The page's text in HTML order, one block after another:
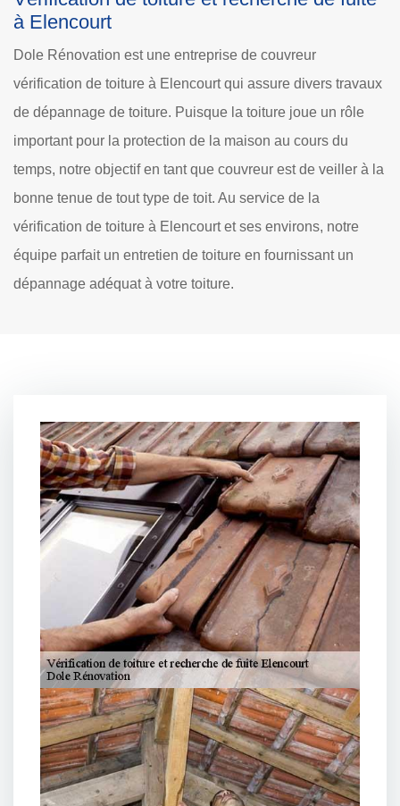
à Elencourt
Dole Rénovation est une entreprise de couvreur
vérification de toiture à Elencourt qui assure divers travaux
de dépannage de toiture. Puisque la toiture joue un rôle
important pour la protection de la maison au cours du
temps, notre objectif en tant que couvreur est de veiller à la
bonne tenue de tout type de toit. Au service de la
vérification de toiture à Elencourt et ses environs, notre
équipe parfait un entretien de toiture en fournissant un
dépannage adéquat à votre toiture.